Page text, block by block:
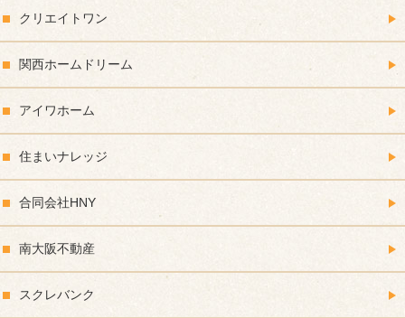
クリエイトワン
関西ホームドリーム
アイワホーム
住まいナレッジ
合同会社HNY
南大阪不動産
スクレバンク